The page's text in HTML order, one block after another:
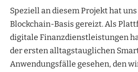
Speziell an diesem Projekt hat
Blockchain-Basis gereizt. Als
digitale Finanzdienstleistungen
der ersten alltagstauglichen
Anwendungsfälle gesehen, den